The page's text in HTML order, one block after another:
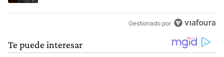
Gestionado por